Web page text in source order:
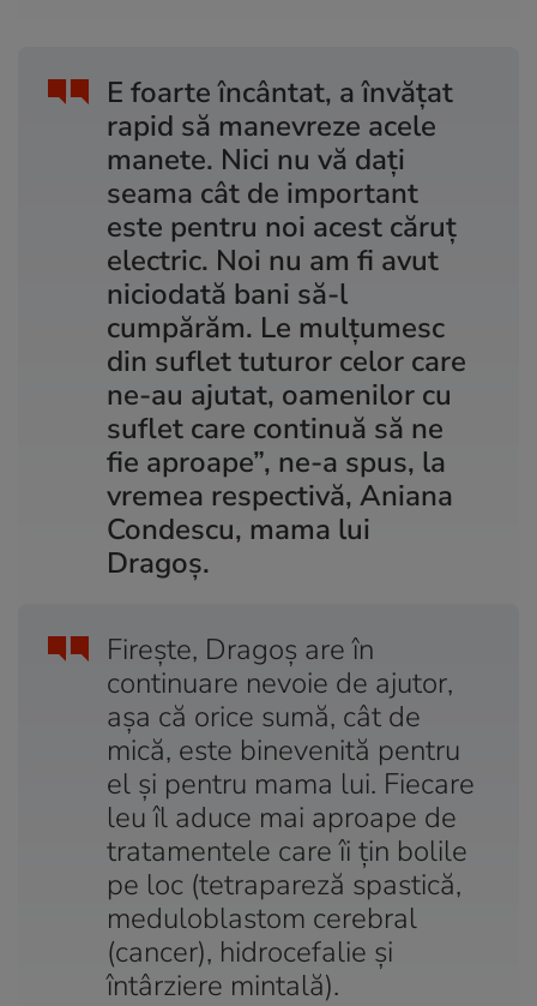
E foarte încântat, a învățat
rapid să manevreze acele
manete. Nici nu vă dați
seama cât de important
este pentru noi acest căruț
electric. Noi nu am fi avut
niciodată bani să-l
cumpărăm. Le mulțumesc
din suflet tuturor celor care
ne-au ajutat, oamenilor cu
suflet care continuă să ne
fie aproape”, ne-a spus, la
vremea respectivă, Aniana
Condescu, mama lui
Dragoș.
Firește, Dragoș are în
continuare nevoie de ajutor,
așa că orice sumă, cât de
mică, este binevenită pentru
el și pentru mama lui. Fiecare
leu îl aduce mai aproape de
tratamentele care îi țin bolile
pe loc (tetrapareză spastică,
meduloblastom cerebral
(cancer), hidrocefalie și
întârziere mintală).